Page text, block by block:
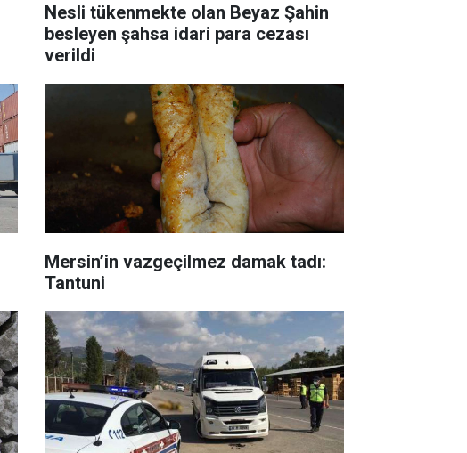
Nesli tükenmekte olan Beyaz Şahin
besleyen şahsa idari para cezası
verildi
​Mersin’in vazgeçilmez damak tadı:
Tantuni